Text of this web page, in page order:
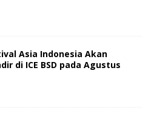
Asia Indonesia Akan
di ICE BSD pada Agustus